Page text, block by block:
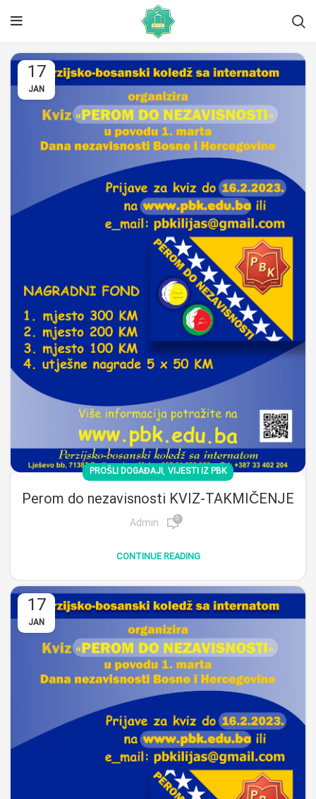
17
JAN
PROŠLI DOGAĐAJI, VIJESTI IZ PBK
Perom do nezavisnosti KVIZ-TAKMIČENJE
Admin 0
CONTINUE READING
17
JAN